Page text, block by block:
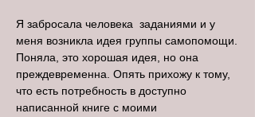
Я забросала человека заданиями и у
меня возникла идея группы самопомощи.
Поняла, это хорошая идея, но она
преждевременна. Опять прихожу к тому,
что есть потребность в доступно
написанной книге с моими